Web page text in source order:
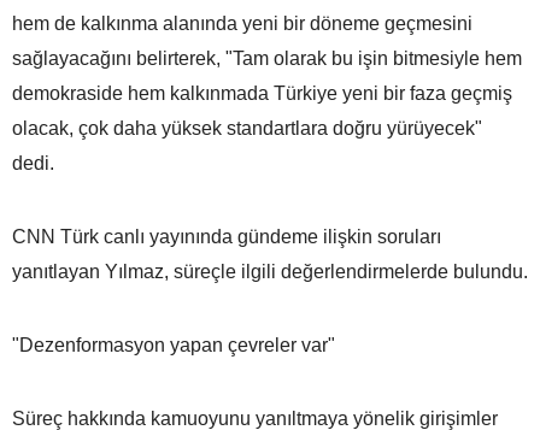
hem de kalkınma alanında yeni bir döneme geçmesini
sağlayacağını belirterek, "Tam olarak bu işin bitmesiyle hem
demokraside hem kalkınmada Türkiye yeni bir faza geçmiş
olacak, çok daha yüksek standartlara doğru yürüyecek"
dedi.
CNN Türk canlı yayınında gündeme ilişkin soruları
yanıtlayan Yılmaz, süreçle ilgili değerlendirmelerde bulundu.
"Dezenformasyon yapan çevreler var"
Süreç hakkında kamuoyunu yanıltmaya yönelik girişimler